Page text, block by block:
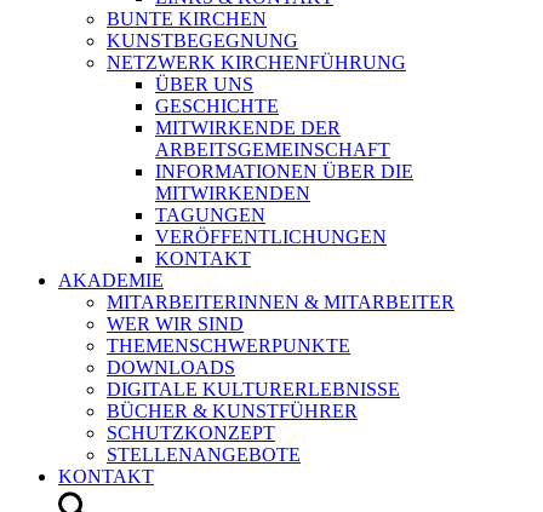
BUNTE KIRCHEN
KUNSTBEGEGNUNG
NETZWERK KIRCHENFÜHRUNG
ÜBER UNS
GESCHICHTE
MITWIRKENDE DER
ARBEITSGEMEINSCHAFT
INFORMATIONEN ÜBER DIE
MITWIRKENDEN
TAGUNGEN
VERÖFFENTLICHUNGEN
KONTAKT
AKADEMIE
MITARBEITERINNEN & MITARBEITER
WER WIR SIND
THEMENSCHWERPUNKTE
DOWNLOADS
DIGITALE KULTURERLEBNISSE
BÜCHER & KUNSTFÜHRER
SCHUTZKONZEPT
STELLENANGEBOTE
KONTAKT